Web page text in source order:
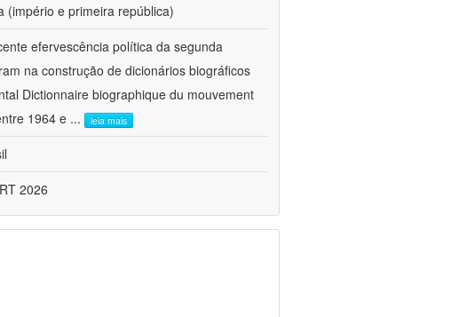
(império e primeira república)
efervescência política da segunda
na construção de dicionários biográficos
Dictionnaire biographique du mouvement
1964 e ... leia mais
2026